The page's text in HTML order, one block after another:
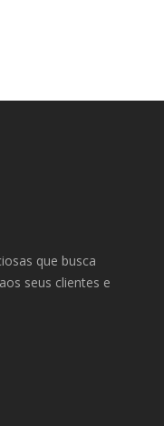
que busca
seus clientes e